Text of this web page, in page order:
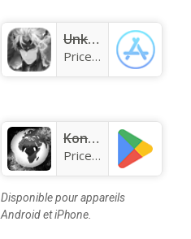
Unknown app
Price:Free
KongoLisolo
Price:Free
Disponible pour appareils
Android et iPhone.